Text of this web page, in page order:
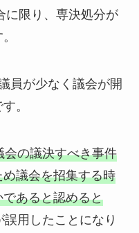
に限り、専決処分が
員が少なく議会が開
。
会の議決すべき事件
議会を招集する時
あると認めると
用したことになり